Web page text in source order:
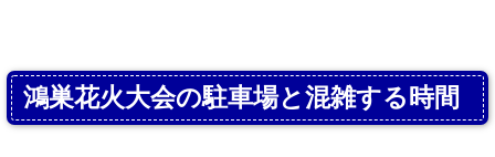
鴻巣花火大会の駐車場と混雑する時間